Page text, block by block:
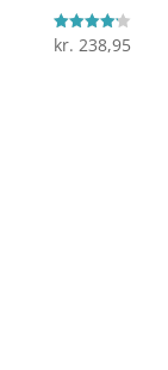
Vurderet
4.2
kr. 238,95